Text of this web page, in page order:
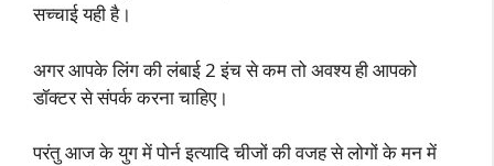
सच्चाई यही है।
अगर आपके लिंग की लंबाई 2 इंच से कम तो अवश्य ही आपको
डॉक्टर से संपर्क करना चाहिए।
परंतु आज के युग में पोर्न इत्यादि चीजों की वजह से लोगों के मन में